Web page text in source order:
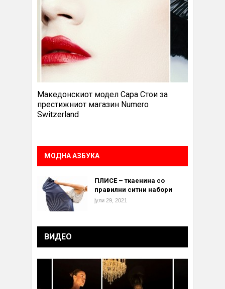
Македонскиот модел Сара Стои за
престижниот магазин Numero
Switzerland
МОДНА АЗБУКА
ПЛИСЕ – ткаенина со
правилни ситни набори
јули 29, 2021
ВИДЕО